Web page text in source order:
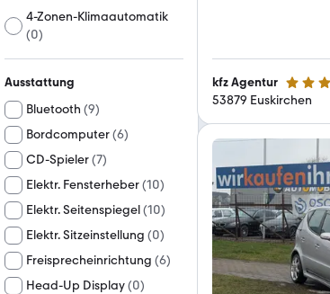
4-Zonen-Klimaautomatik
(0)
Ausstattung
Bluetooth (9)
Bordcomputer(6)
CD-Spieler(7)
Elektr. Fensterheber(10)
Elektr. Seitenspiegel(10)
Elektr. Sitzeinstellung (0)
Freisprecheinrichtung (6)
Head-Up Display(0)
kfz Agentur 5 Sterne
53879 Euskirchen